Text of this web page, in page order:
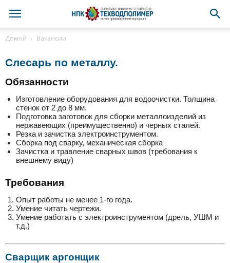
Домой Вакансии
Слесарь по металлу.
Обязанности
Изготовление оборудования для водоочистки. Толщина
стенок от 2 до 8 мм.
Подготовка заготовок для сборки металлоизделий из
нержавеющих (преимущественно) и черных сталей.
Резка и зачистка электроинструментом.
Сборка под сварку, механическая сборка
Зачистка и травление сварных швов (требования к
внешнему виду)
Требования
Опыт работы не менее 1-го года.
Умение читать чертежи.
Умение работать с электроинструментом (дрель, УШМ и
т.д.)
Сварщик аргонщик